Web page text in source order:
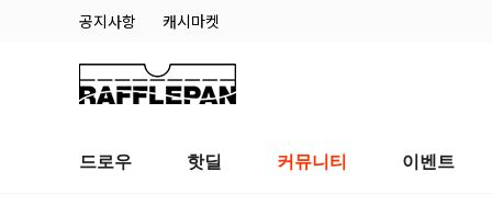
공지사항 캐시마켓
드로우 핫딜 커뮤니티 이벤트